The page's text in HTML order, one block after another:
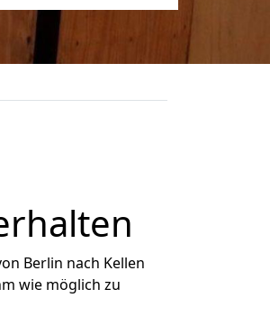
Berlin nach Kellen
wie möglich zu